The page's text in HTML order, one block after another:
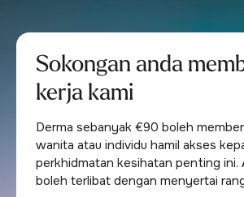
Sokongan anda
kerja kami
Derma sebanyak €90 boleh
wanita atau individu hamil akses
perkhidmatan kesihatan penting ini.
boleh terlibat dengan menyertai